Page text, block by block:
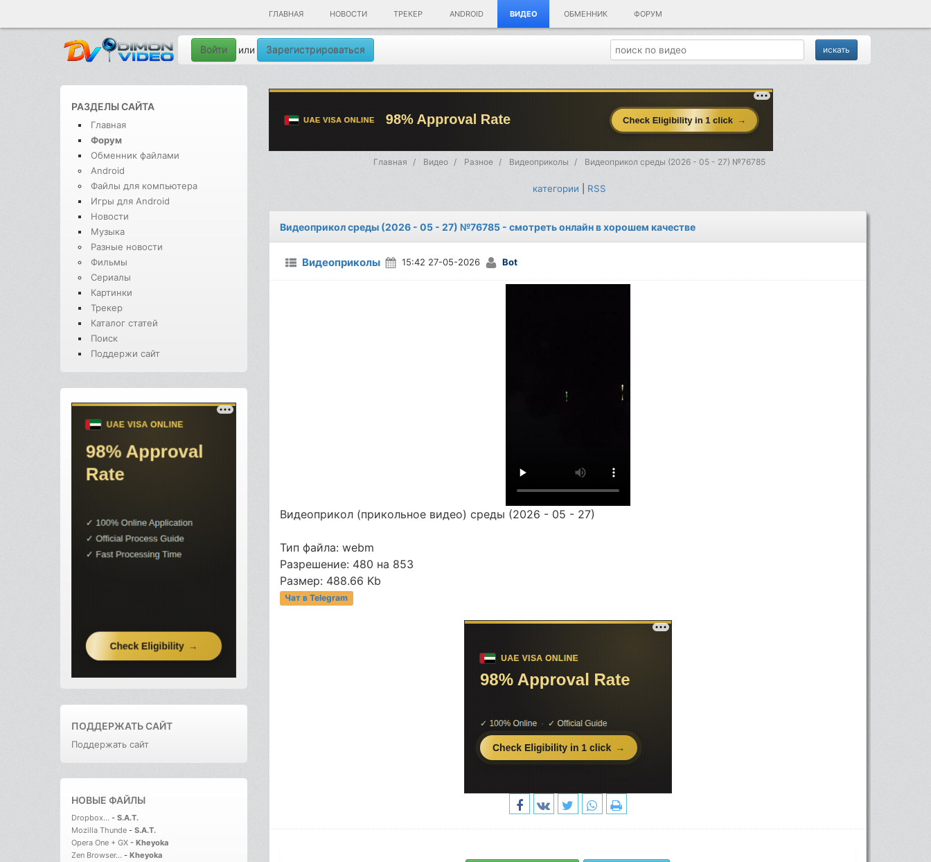
ГЛАВНАЯ НОВОСТИ ТРЕКЕР ANDROID ВИДЕО ОБМЕННИК ФОРУМ
Войти или Зарегистрироваться
РАЗДЕЛЫ САЙТА
Главная
Форум
Обменник файлами
Android
Файлы для компьютера
Игры для Android
Новости
Музыка
Разные новости
Фильмы
Сериалы
Картинки
Трекер
Каталог статей
Поиск
Поддержи сайт
ПОДДЕРЖАТЬ САЙТ
Поддержать сайт
НОВЫЕ ФАЙЛЫ
Dropbox... - S.A.T.
Mozilla Thunde - S.A.T.
Opera One + GX - Kheyoka
Zen Browser... - Kheyoka
Главная Видео Разное Видеоприколы Видеоприкол среды (2026 - 05 - 27) №76785
категории RSS
Видеоприкол среды (2026 - 05 - 27) №76785 - смотреть онлайн в хорошем качестве
Видеоприколы 15:42 27-05-2026 Bot
Видеоприкол (прикольное видео) среды (2026 - 05 - 27)
Тип файла: webm
Разрешение: 480 на 853
Размер: 488.66 Kb
Чат в Telegram